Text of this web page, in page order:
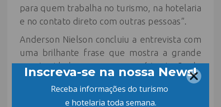
para quem trabalha no turismo, na hotelaria
e no contato direto com outras pessoas”.
Anderson Nielson concluiu a entrevista com
uma brilhante frase que mostra a grande
oportunidade que os empresários terão de
qualificar suas equipes durante os três dias
do Encatho & Exprotel.